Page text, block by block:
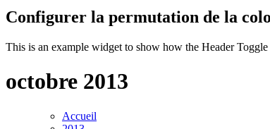
Configurer la permutation de la
This is an example widget to show how the Header
octobre 2013
Accueil